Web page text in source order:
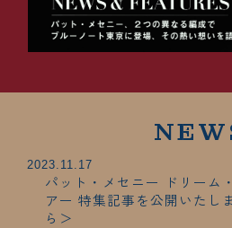
2023.11.17
パット・メセニー ドリーム
アー 特集記事を公開いたし
ら＞